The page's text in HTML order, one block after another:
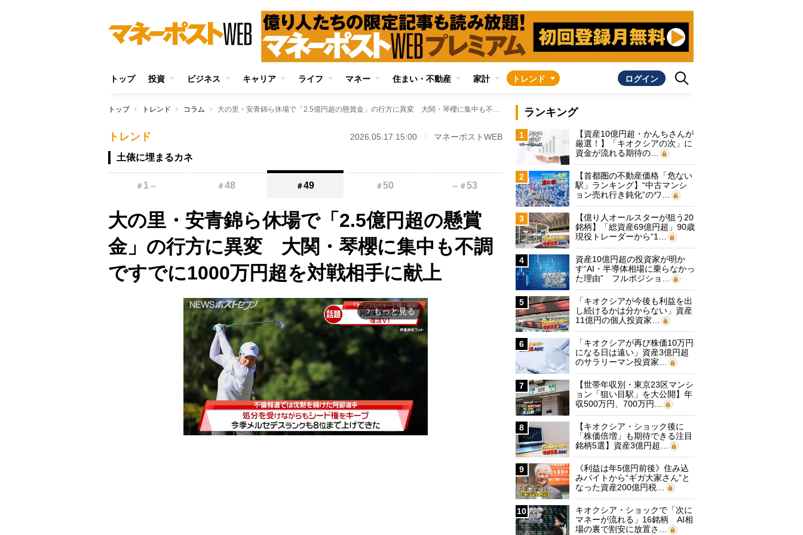
トップ 投資 ビジネス キャリア ライフ マネー 住まい・不動産 家計 トレンド ログイン
トップ トレンド コラム 大の里・安青錦ら休場で「2.5億円超の懸賞金」の行方に異変 大関・琴櫻に集中も不調ですでに1000万円超を対戦相手に献上
トレンド 2026.05.17 15:00 マネーポストWEB
土俵に埋まるカネ
＃ 1 ～ ＃48 ＃49 ＃50 ～ ＃53
大の里・安青錦ら休場で「2.5億円超の懸賞
金」の行方に異変 大関・琴櫻に集中も不調
ですでに1000万円超を対戦相手に献上
arrow_forward_ios もっと見る
ランキング
1
【資産10億円超・かんちさんが
厳選！】「キオクシアの次」に
資金が流れる期待の…
2
【首都圏の不動産価格「危ない
駅」ランキング】“中古マンシ
ョン売れ行き鈍化”のワ…
3
【億り人オールスターが狙う20
銘柄】「総資産69億円超」90歳
現役トレーダーから“1…
4
資産10億円超の投資家が明か
す“AI・半導体相場に乗らなかっ
た理由” フルポジショ…
5
「キオクシアが今後も利益を出
し続けるかは分からない」資産
11億円の個人投資家…
6
「キオクシアが再び株価10万円
になる日は遠い」資産3億円超
のサラリーマン投資家…
7
【世帯年収別・東京23区マンシ
ョン「狙い目駅」を大公開】年
収500万円、700万円…
8
【キオクシア・ショック後に
「株価倍増」も期待できる注目
銘柄5選】資産3億円超…
9
《利益は年5億円前後》住み込
みバイトから“ギガ大家さん”と
なった資産200億円税…
10
キオクシア・ショックで「次に
マネーが流れる」16銘柄 AI相
場の裏で割安に放置さ…